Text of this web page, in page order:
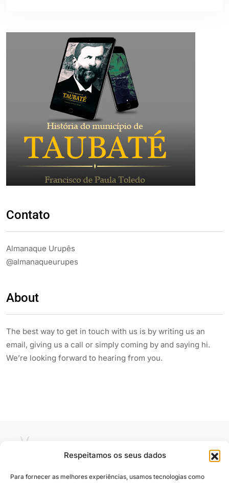
Respeitamos os seus dados
Para fornecer as melhores experiências, usamos tecnologias como
Contato
Almanaque Urupês
@almanaqueurupes
About
The best way to get in touch with us is by writing us an
email, giving us a call or simply coming by and saying hi.
We’re looking forward to hearing from you.